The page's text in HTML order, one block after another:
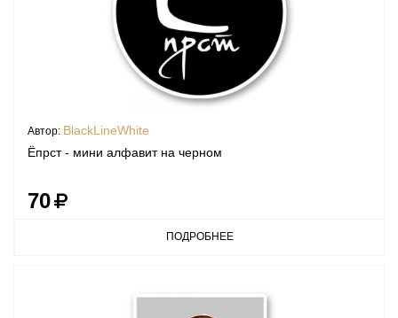
Автор: BlackLineWhite
Ёпрст - мини алфавит на черном
70
ПОДРОБНЕЕ